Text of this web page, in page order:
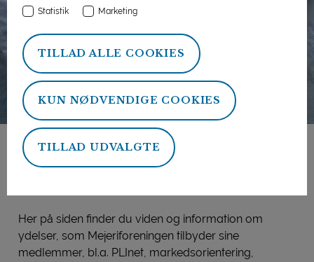
Statistik
Marketing
TILLAD ALLE COOKIES
KUN NØDVENDIGE COOKIES
TILLAD UDVALGTE
Mejeriforeningens
Her på siden finder du viden og information om
ydelser, som Mejeriforeningen tilbyder sine
medlemmer, bl.a. PLInet, markedsorientering,